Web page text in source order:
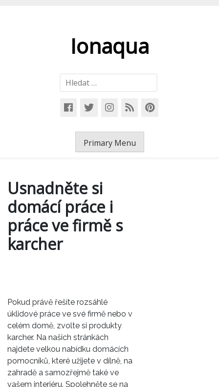
Ionaqua
Vyhledávání
Primary Menu
Usnadněte si
domácí práce i
práce ve firmě s
karcher
Pokud právě řešíte rozsáhlé
úklidové práce ve své firmě nebo v
celém domě, zvolte si produkty
karcher. Na našich stránkách
najdete velkou nabídku domácích
pomocníků, které užijete v dílně, na
zahradě a samozřejmě také ve
vašem interiéru. Spolehněte se na